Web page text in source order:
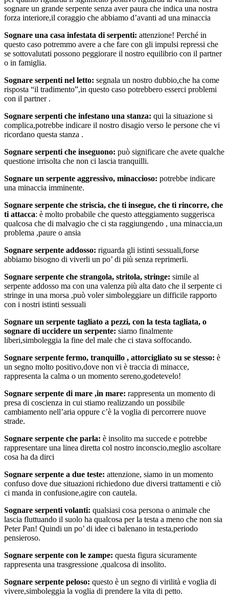
sognare un grande serpente senza aver paura che indica una nostra
forza interiore,il coraggio che abbiamo d’avanti ad una minaccia
Sognare una casa infestata di serpenti: attenzione! Perché in
questo caso potremmo avere a che fare con gli impulsi repressi che
se sottovalutati possono peggiorare il nostro equilibrio con il partner
o in famiglia.
Sognare serpenti nel letto: segnala un nostro dubbio,che ha come
risposta “il tradimento”,in questo caso potrebbero esserci problemi
con il partner .
Sognare serpenti che infestano una stanza: qui la situazione si
complica,potrebbe indicare il nostro disagio verso le persone che vi
ricordano questa stanza .
Sognare serpenti che inseguono: può significare che avete qualche
questione irrisolta che non ci lascia tranquilli.
Sognare un serpente aggressivo, minaccioso: potrebbe indicare
una minaccia imminente.
Sognare serpente che striscia, che ti insegue, che ti rincorre, che
ti attacca: è molto probabile che questo atteggiamento suggerisca
qualcosa che di malvagio che ci sta raggiungendo , una minaccia,un
problema ,paure o ansia
Sognare serpente addosso: riguarda gli istinti sessuali,forse
abbiamo bisogno di viverli un po’ di più senza reprimerli.
Sognare serpente che strangola, stritola, stringe: simile al
serpente addosso ma con una valenza più alta dato che il serpente ci
stringe in una morsa ,può voler simboleggiare un difficile rapporto
con i nostri istinti sessuali
Sognare un serpente tagliato a pezzi, con la testa tagliata, o
sognare di uccidere un serpente: siamo finalmente
liberi,simboleggia la fine del male che ci stava soffocando.
Sognare serpente fermo, tranquillo , attorcigliato su se stesso: è
un segno molto positivo,dove non vi è traccia di minacce,
rappresenta la calma o un momento sereno,godetevelo!
Sognare serpente di mare ,in mare: rappresenta un momento di
presa di coscienza in cui stiamo realizzando un possibile
cambiamento nell’aria oppure c’è la voglia di percorrere nuove
strade.
Sognare serpente che parla: è insolito ma succede e potrebbe
rappresentare una linea diretta col nostro inconscio,meglio ascoltare
cosa ha da dirci
Sognare serpente a due teste: attenzione, siamo in un momento
confuso dove due situazioni richiedono due diversi trattamenti e ciò
ci manda in confusione,agire con cautela.
Sognare serpenti volanti: qualsiasi cosa persona o animale che
lascia fluttuando il suolo ha qualcosa per la testa a meno che non sia
Peter Pan! Quindi un po’ di idee ci balenano in testa,periodo
pensieroso.
Sognare serpente con le zampe: questa figura sicuramente
rappresenta una trasgressione ,qualcosa di insolito.
Sognare serpente peloso: questo è un segno di virilità e voglia di
vivere,simboleggia la voglia di prendere la vita di petto.